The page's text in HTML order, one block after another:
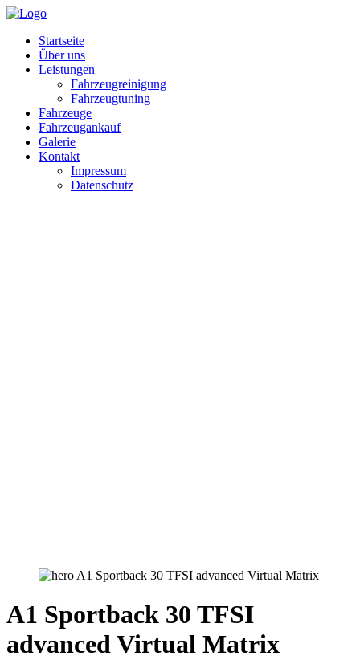
Startseite
Über uns
Leistungen
Fahrzeugreinigung
Fahrzeugtuning
Fahrzeuge
Fahrzeugankauf
Galerie
Kontakt
Impressum
Datenschutz
A1 Sportback 30 TFSI
advanced Virtual Matrix